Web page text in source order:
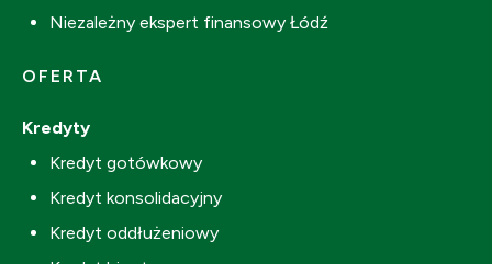
Niezależny ekspert finansowy Łódź
OFERTA
Kredyty
Kredyt gotówkowy
Kredyt konsolidacyjny
Kredyt oddłużeniowy